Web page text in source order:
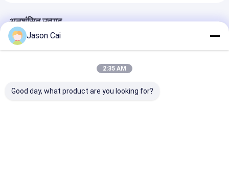
अनुशंसित उत्पाद
Jason Cai
2:35 AM
Good day, what product are you looking for?